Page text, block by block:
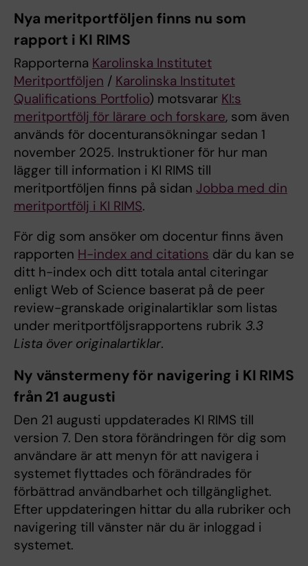
Nya meritportföljen finns nu som
rapport i KI RIMS
Rapporterna Karolinska Institutet
Meritportföljen / Karolinska Institutet
Qualifications Portfolio) motsvarar KI:s
meritportfölj för lärare och forskare, som även
används för docenturansökningar sedan 1
november 2025. Instruktioner för hur man
lägger till information i KI RIMS till
meritportföljen finns på sidan Jobba med din
meritportfölj i KI RIMS.
För dig som ansöker om docentur finns även
rapporten H-index and citations där du kan se
ditt h-index och ditt totala antal citeringar
enligt Web of Science baserat på de peer
review-granskade originalartiklar som listas
under meritportföljsrapportens rubrik 3.3
Lista över originalartiklar.
Ny vänstermeny för navigering i KI RIMS
från 21 augusti
Den 21 augusti uppdaterades KI RIMS till
version 7. Den stora förändringen för dig som
användare är att menyn för att navigera i
systemet flyttades och förändrades för
förbättrad användbarhet och tillgänglighet.
Efter uppdateringen hittar du alla rubriker och
navigering till vänster när du är inloggad i
systemet.